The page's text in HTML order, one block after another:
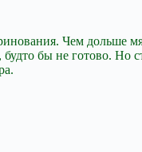
Чем дольше
будто бы не готово.